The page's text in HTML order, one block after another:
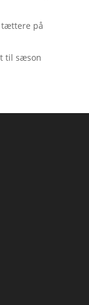
tættere på
til sæson